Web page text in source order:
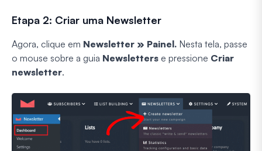
Etapa 2: Criar uma Newsletter
Agora, clique em Newsletter » Painel. Nesta tela, passe
o mouse sobre a guia Newsletters e pressione Criar
newsletter.